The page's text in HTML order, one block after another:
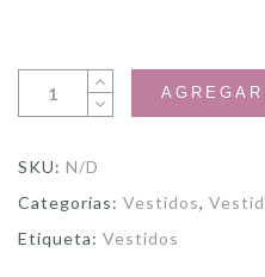
SKU: N/D
Categorías: Vestidos,
Etiqueta: Vestidos